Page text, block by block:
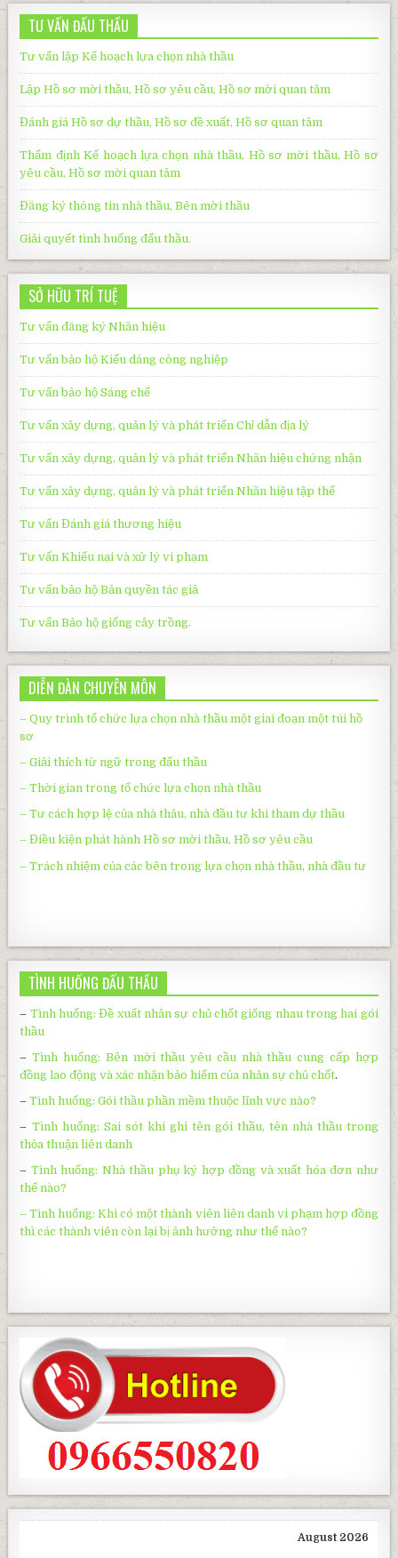
TƯ VẤN ĐẤU THẦU
Tư vấn lập Kế hoạch lựa chọn nhà thầu
Lập Hồ sơ mời thầu, Hồ sơ yêu cầu, Hồ sơ mời quan tâm
Đánh giá Hồ sơ dự thầu, Hồ sơ đề xuất, Hồ sơ quan tâm
Thẩm định Kế hoạch lựa chọn nhà thầu, Hồ sơ mời thầu, Hồ sơ
yêu cầu, Hồ sơ mời quan tâm
Đăng ký thông tin nhà thầu, Bên mời thầu
Giải quyết tình huống đấu thầu.
SỞ HỮU TRÍ TUỆ
Tư vấn đăng ký Nhãn hiệu
Tư vấn bảo hộ Kiểu dáng công nghiệp
Tư vấn bảo hộ Sáng chế
Tư vấn xây dựng, quản lý và phát triển Chỉ dẫn địa lý
Tư vấn xây dựng, quản lý và phát triển Nhãn hiệu chứng nhận
Tư vấn xây dựng, quản lý và phát triển Nhãn hiệu tập thể
Tư vấn Đánh giá thương hiệu
Tư vấn Khiếu nại và xử lý vi phạm
Tư vấn bảo hộ Bản quyền tác giả
Tư vấn Bảo hộ giống cây trồng.
DIỄN ĐÀN CHUYÊN MÔN
– Quy trình tổ chức lựa chọn nhà thầu một giai đoạn một túi hồ
sơ
– Giải thích từ ngữ trong đấu thầu
– Thời gian trong tổ chức lựa chọn nhà thầu
– Tư cách hợp lệ của nhà thâu, nhà đầu tư khi tham dự thầu
– Điều kiện phát hành Hồ sơ mời thầu, Hồ sơ yêu cầu
– Trách nhiệm của các bên trong lựa chọn nhà thầu, nhà đầu tư
TÌNH HUỐNG ĐẤU THẦU
– Tình huống: Đề xuất nhân sự chủ chốt giống nhau trong hai gói
thầu
–Tình huống: Bên mời thầu yêu cầu nhà thầu cung cấp hợp
đồng lao động và xác nhận bảo hiểm của nhân sự chủ chốt.
–Tình huống: Gói thầu phần mềm thuộc lĩnh vực nào?
– Tình huống: Sai sót khi ghi tên gói thầu, tên nhà thầu trong
thỏa thuận liên danh
– Tình huống: Nhà thầu phụ ký hợp đồng và xuất hóa đơn như
thế nào?
– Tình huống: Khi có một thành viên liên danh vi phạm hợp đồng
thì các thành viên còn lại bị ảnh hưởng như thế nào?
August 2026